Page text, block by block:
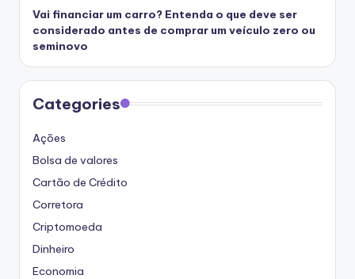
Vai financiar um carro? Entenda o que deve ser
considerado antes de comprar um veículo zero ou
seminovo
Categories
Ações
Bolsa de valores
Cartão de Crédito
Corretora
Criptomoeda
Dinheiro
Economia